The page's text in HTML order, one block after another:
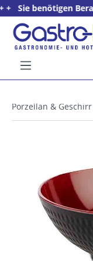
springen
Sie benötigen
Porzellan & Geschirr